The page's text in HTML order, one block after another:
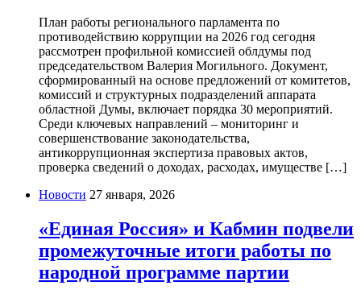
План работы регионального парламента по
противодействию коррупции на 2026 год сегодня
рассмотрен профильной комиссией облдумы под
председательством Валерия Могильного. Документ,
сформированный на основе предложений от комитетов,
комиссий и структурных подразделений аппарата
областной Думы, включает порядка 30 мероприятий.
Среди ключевых направлений – мониторинг и
совершенствование законодательства,
антикоррупционная экспертиза правовых актов,
проверка сведений о доходах, расходах, имуществе […]
Новости 27 января, 2026
«Единая Россия» и Кабмин подвели
промежуточные итоги работы по
народной программе партии